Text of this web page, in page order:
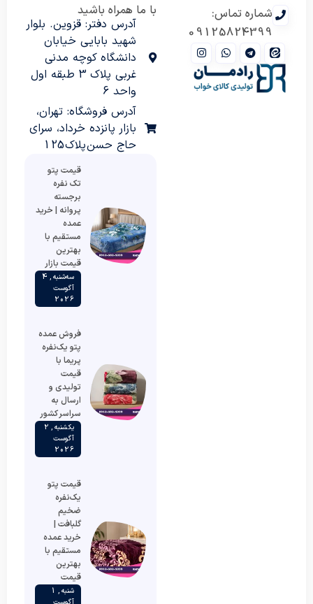
شماره تماس:
09125824399
با ما همراه باشید
آدرس دفتر: قزوین. بلوار
شهید بابایی خیابان
دانشگاه کوچه مدنی
غربی پلاک 3 طبقه اول
واحد 6
آدرس فروشگاه: تهران،
بازار پانزده خرداد، سرای
حاج حسن پلاک 125
قیمت پتو
تک نفره
برجسته
پروانه | خرید
عمده
مستقیم با
بهترین
قیمت بازار
سه‌شنبه , 4
آگوست
2026
فروش عمده
پتو یک‌نفره
پریما با
قیمت
تولیدی و
ارسال به
سراسر کشور
یکشنبه , 2
آگوست
2026
قیمت پتو
یک‌نفره
ضخیم
گلبافت |
خرید عمده
مستقیم با
بهترین
قیمت
شنبه , 1